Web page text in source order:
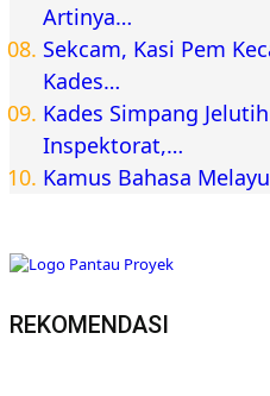
Artinya…
Sekcam, Kasi Pem
Kades…
Kades Simpang
Inspektorat,…
Kamus Bahasa
REKOMENDASI